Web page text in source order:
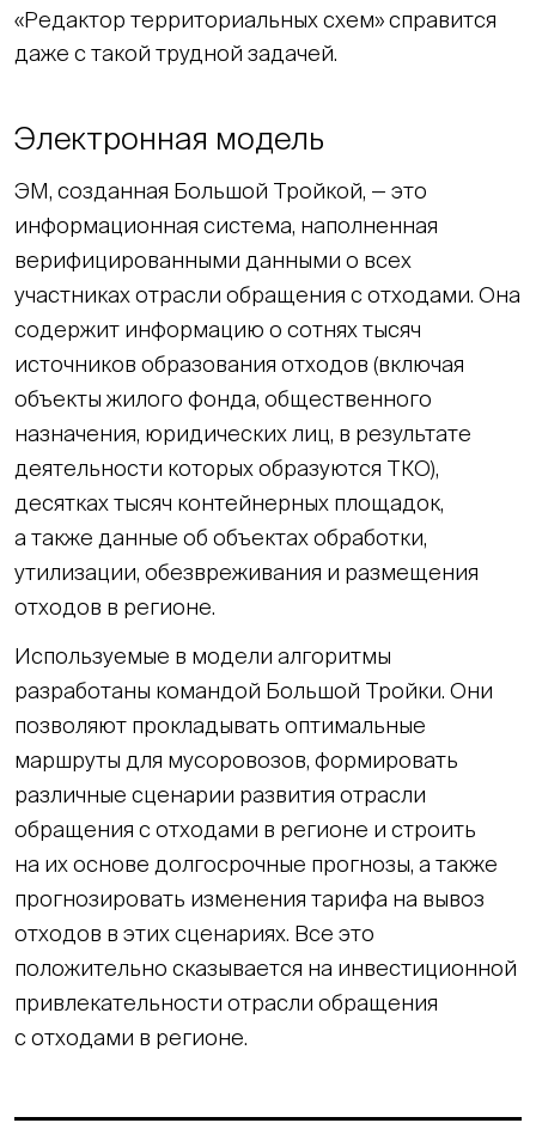
«Редактор территориальных схем» справится
даже с такой трудной задачей.
Электронная модель
ЭМ, созданная Большой Тройкой, — это
информационная система, наполненная
верифицированными данными о всех
участниках отрасли обращения с отходами. Она
содержит информацию о сотнях тысяч
источников образования отходов (включая
объекты жилого фонда, общественного
назначения, юридических лиц, в результате
деятельности которых образуются ТКО),
десятках тысяч контейнерных площадок,
а также данные об объектах обработки,
утилизации, обезвреживания и размещения
отходов в регионе.
Используемые в модели алгоритмы
разработаны командой Большой Тройки. Они
позволяют прокладывать оптимальные
маршруты для мусоровозов, формировать
различные сценарии развития отрасли
обращения с отходами в регионе и строить
на их основе долгосрочные прогнозы, а также
прогнозировать изменения тарифа на вывоз
отходов в этих сценариях. Все это
положительно сказывается на инвестиционной
привлекательности отрасли обращения
с отходами в регионе.